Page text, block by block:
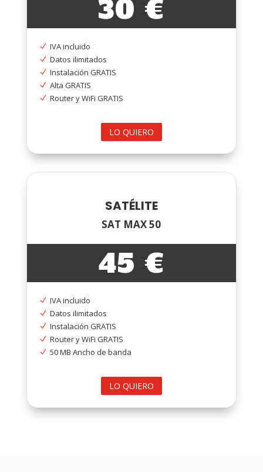
30 €
N IVA incluido
N Datos ilimitados
N Instalación GRATIS
N Alta GRATIS
N Router y WiFi GRATIS
LO QUIERO
SATÉLITE
SAT MAX 50
45 €
N IVA incluido
N Datos ilimitados
N Instalación GRATIS
N Router y WiFi GRATIS
N 50 MB Ancho de banda
LO QUIERO